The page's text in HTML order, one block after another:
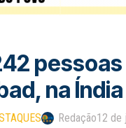
na Índia
Redação12 de